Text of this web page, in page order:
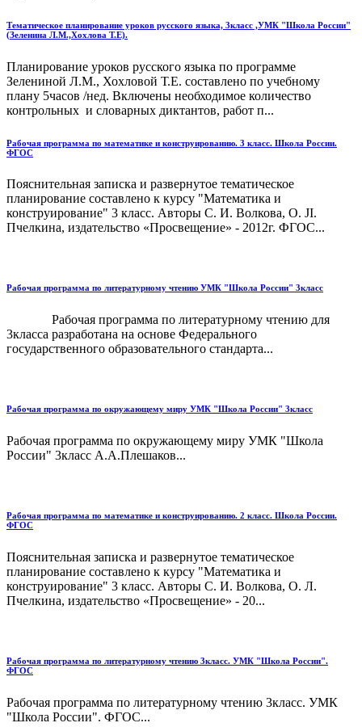
Тематическое планирование уроков русского языка, 3класс ,УМК "Школа России"
(Зеленина Л.М.,Хохлова Т.Е).
Планирование уроков русского языка по программе
Зелениной Л.М., Хохловой Т.Е. составлено по учебному
плану 5часов /нед. Включены необходимое количество
контрольных и словарных диктантов, работ п...
Рабочая программа по математике и конструированию. 3 класс. Школа России.
ФГОС
Пояснительная записка и развернутое тематическое
планирование составлено к курсу "Математика и
конструирование" 3 класс. Авторы С. И. Волкова, О. JI.
Пчелкина, издательство «Просвещение» - 2012г. ФГОС...
Рабочая программа по литературному чтению УМК "Школа России" 3класс
Рабочая программа по литературному чтению для
3класса разработана на основе Федерального
государственного образовательного стандарта...
Рабочая программа по окружающему миру УМК "Школа России" 3класс
Рабочая программа по окружающему миру УМК "Школа
России" 3класс А.А.Плешаков...
Рабочая программа по математике и конструированию. 2 класс. Школа России.
ФГОС
Пояснительная записка и развернутое тематическое
планирование составлено к курсу "Математика и
конструирование" 3 класс. Авторы С. И. Волкова, О. Л.
Пчелкина, издательство «Просвещение» - 20...
Рабочая программа по литературному чтению 3класс. УМК "Школа России".
ФГОС
Рабочая программа по литературному чтению 3класс. УМК
"Школа России". ФГОС...